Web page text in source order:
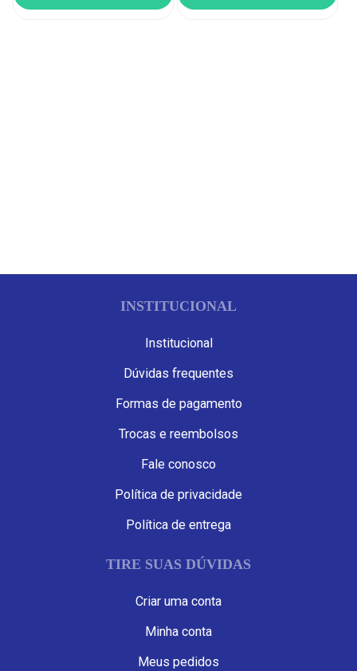
INSTITUCIONAL
Institucional
Dúvidas frequentes
Formas de pagamento
Trocas e reembolsos
Fale conosco
Política de privacidade
Política de entrega
TIRE SUAS DÚVIDAS
Criar uma conta
Minha conta
Meus pedidos